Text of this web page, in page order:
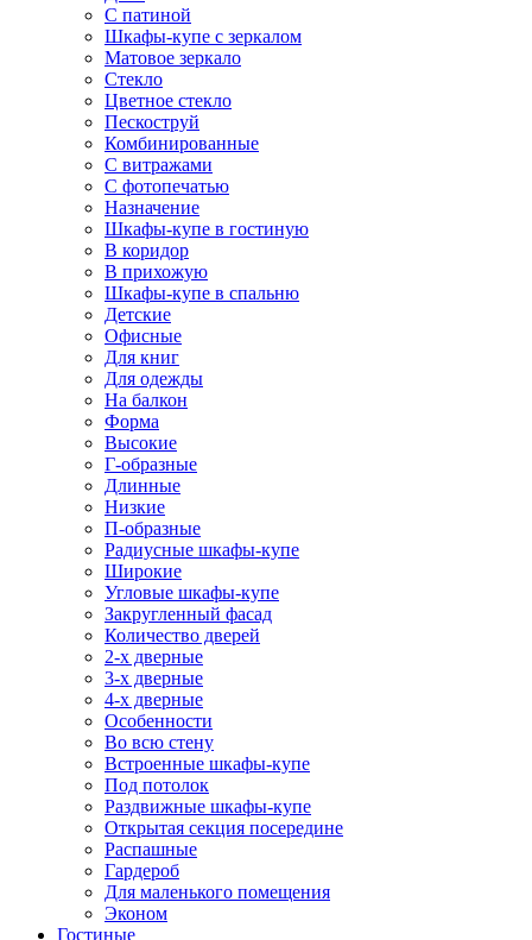
С патиной
Шкафы-купе с зеркалом
Матовое зеркало
Стекло
Цветное стекло
Пескоструй
Комбинированные
С витражами
С фотопечатью
Назначение
Шкафы-купе в гостиную
В коридор
В прихожую
Шкафы-купе в спальню
Детские
Офисные
Для книг
Для одежды
На балкон
Форма
Высокие
Г-образные
Длинные
Низкие
П-образные
Радиусные шкафы-купе
Широкие
Угловые шкафы-купе
Закругленный фасад
Количество дверей
2-х дверные
3-х дверные
4-х дверные
Особенности
Во всю стену
Встроенные шкафы-купе
Под потолок
Раздвижные шкафы-купе
Открытая секция посередине
Распашные
Гардероб
Для маленького помещения
Эконом
Гостиные